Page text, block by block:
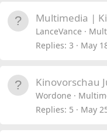
Multimedia |
LanceVance
Replies 3 May
Kinovorschau
Wordone
Replies 5 May